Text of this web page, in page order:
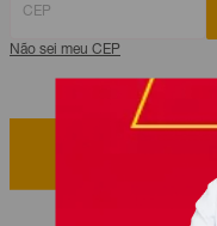
Não sei meu CEP